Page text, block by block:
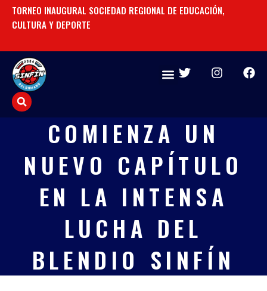
TORNEO INAUGURAL SOCIEDAD REGIONAL DE EDUCACIÓN,
CULTURA Y DEPORTE
T
t
r
I
a
F
b
COMIENZA UN
NUEVO CAPÍTULO
EN LA INTENSA
LUCHA DEL
BLENDIO SINFÍN